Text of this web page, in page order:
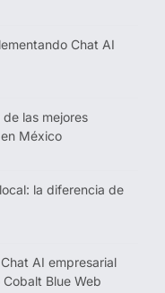
Chat AI
las mejores
México
la diferencia de
AI empresarial
Blue Web